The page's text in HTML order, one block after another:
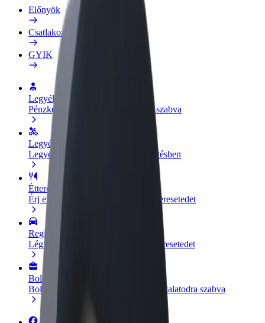
Előnyök
Csatlakozás
GYIK
Legyél sofőr
Pénzkereseti lehetőség igényeidre szabva
Legyél futár
Legyél futár és részesülj heti kifizetésben
Étterem vagy üzlet hozzáadása
Érj el több felhasználót és növeld keresetedet
Regisztrálj flottatulajdonosként
Légy Bolt flottapartner és növeld keresetedet
Bolt for Business
Bolt termékek és szolgáltatások a vállalatodra szabva